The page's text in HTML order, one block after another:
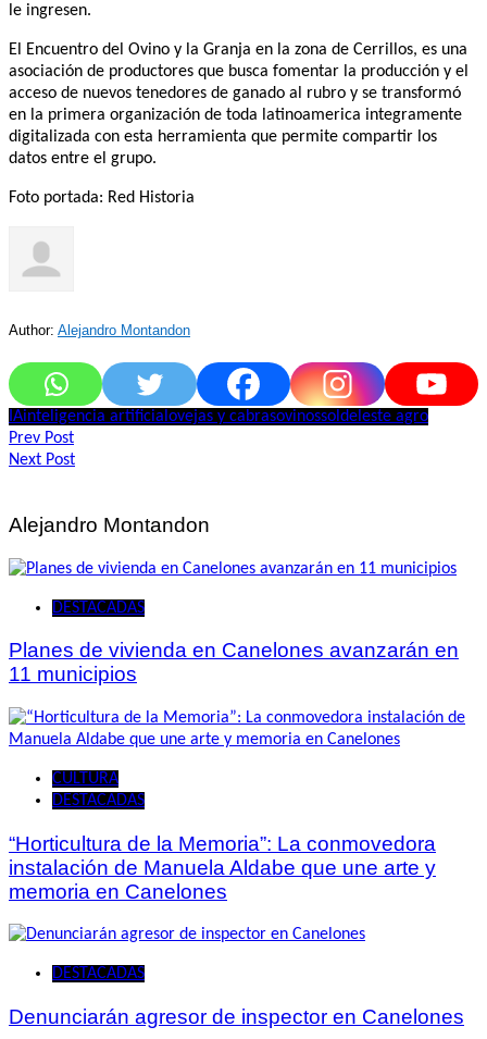
le ingresen.
El Encuentro del Ovino y la Granja en la zona de Cerrillos, es una
asociación de productores que busca fomentar la producción y el
acceso de nuevos tenedores de ganado al rubro y se transformó
en la primera organización de toda latinoamerica integramente
digitalizada con esta herramienta que permite compartir los
datos entre el grupo.
Foto portada: Red Historia
Author: Alejandro Montandon
IAinteligencia artificial ovejas y cabrasovinossoldeleste agro
Navegación
de
Prev Post
Next Post
Alejandro Montandon
DESTACADAS
Planes de vivienda en Canelones avanzarán en
11 municipios
CULTURA
DESTACADAS
“Horticultura de la Memoria”: La conmovedora
instalación de Manuela Aldabe que une arte y
memoria en Canelones
DESTACADAS
Denunciarán agresor de inspector en Canelones